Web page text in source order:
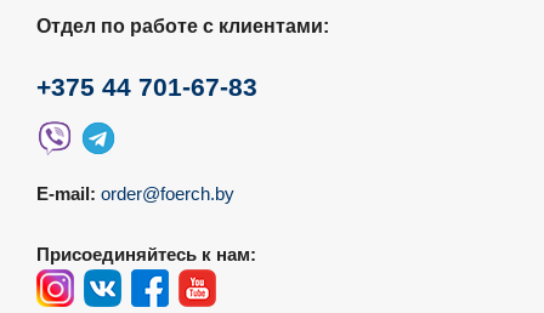
Отдел по работе с клиентами:
+375 44 701-67-83
E-mail: order@foerch.by
Присоединяйтесь к нам: